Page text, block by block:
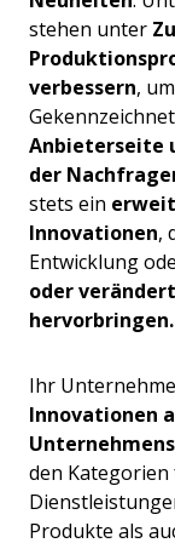
stehen unter
verbessern,
Anbieterseite
der
stets ein
Innovationen,
Entwicklung
oder
hervorbringen.
Ihr
Innovationen
den
Produkte als